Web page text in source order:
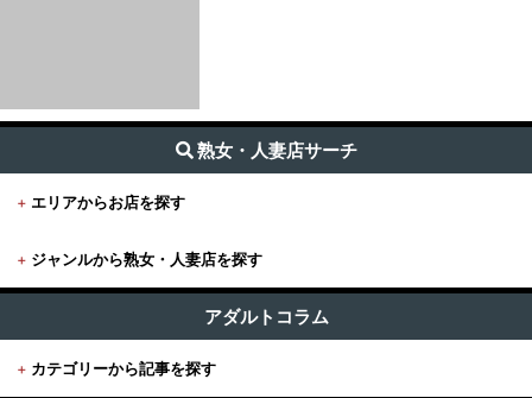
熟女・人妻店サーチ
+ エリアからお店を探す
+東京
東京全域
関東版TOP
+関西
+ ジャンルから熟女・人妻店を探す
アダルトコラム
+ カテゴリーから記事を探す